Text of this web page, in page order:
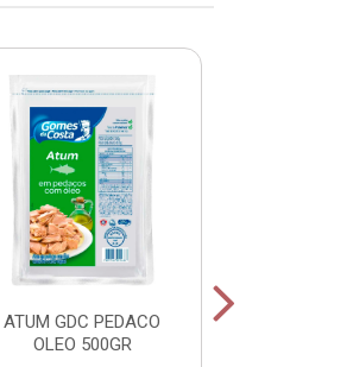
ATUM GDC PEDACO
OLEO 500GR